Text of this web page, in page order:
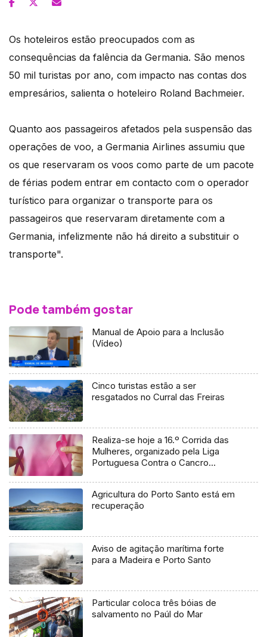
Os hoteleiros estão preocupados com as
consequências da falência da Germania. São menos
50 mil turistas por ano, com impacto nas contas dos
empresários, salienta o hoteleiro Roland Bachmeier.
Quanto aos passageiros afetados pela suspensão das
operações de voo, a Germania Airlines assumiu que
os que reservaram os voos como parte de um pacote
de férias podem entrar em contacto com o operador
turístico para organizar o transporte para os
passageiros que reservaram diretamente com a
Germania, infelizmente não há direito a substituir o
transporte".
Pode também gostar
Manual de Apoio para a Inclusão
(Vídeo)
Cinco turistas estão a ser
resgatados no Curral das Freiras
Realiza-se hoje a 16.º Corrida das
Mulheres, organizado pela Liga
Portuguesa Contra o Cancro
Agricultura do Porto Santo está em
recuperação
Aviso de agitação marítima forte
para a Madeira e Porto Santo
Particular coloca três bóias de
salvamento no Paúl do Mar